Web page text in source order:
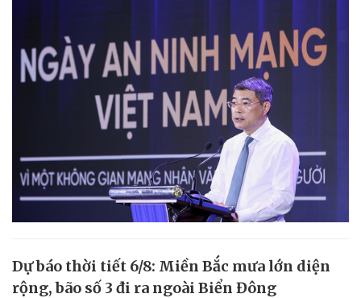
Dự báo thời tiết 6/8: Miền Bắc mưa lớn diện
rộng, bão số 3 đi ra ngoài Biển Đông